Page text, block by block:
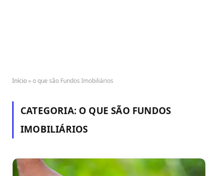
Início »o que são Fundos Imobiliários
CATEGORIA: O QUE SÃO FUNDOS
IMOBILIÁRIOS